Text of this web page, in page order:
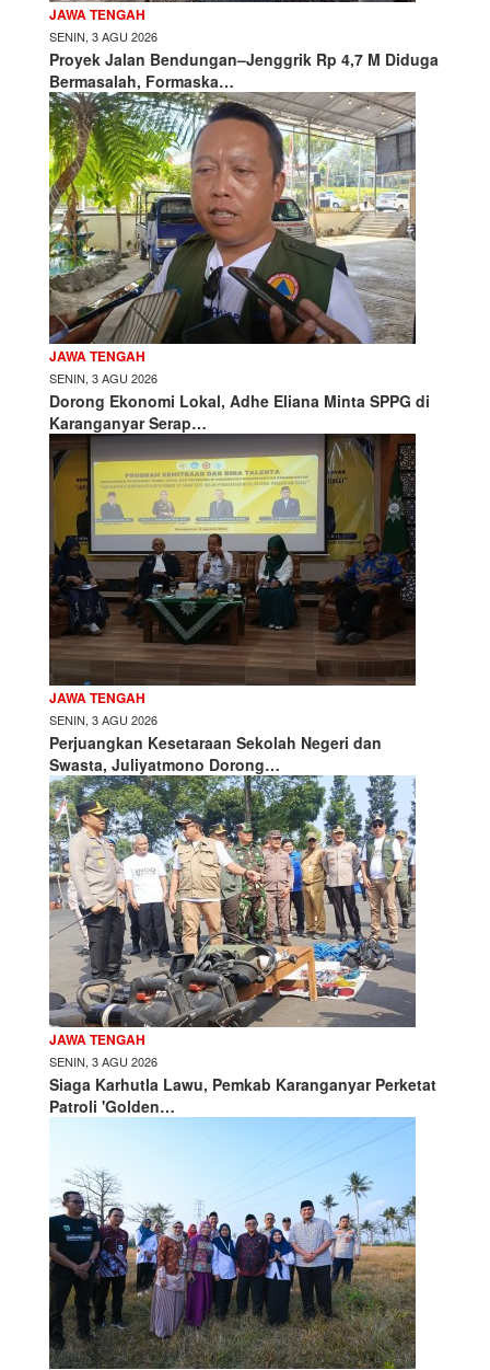
JAWA TENGAH
SENIN, 3 AGU 2026
Proyek Jalan Bendungan–Jenggrik Rp 4,7 M Diduga
Bermasalah, Formaska…
JAWA TENGAH
SENIN, 3 AGU 2026
Dorong Ekonomi Lokal, Adhe Eliana Minta SPPG di
Karanganyar Serap…
JAWA TENGAH
SENIN, 3 AGU 2026
Perjuangkan Kesetaraan Sekolah Negeri dan
Swasta, Juliyatmono Dorong…
JAWA TENGAH
SENIN, 3 AGU 2026
Siaga Karhutla Lawu, Pemkab Karanganyar Perketat
Patroli 'Golden…